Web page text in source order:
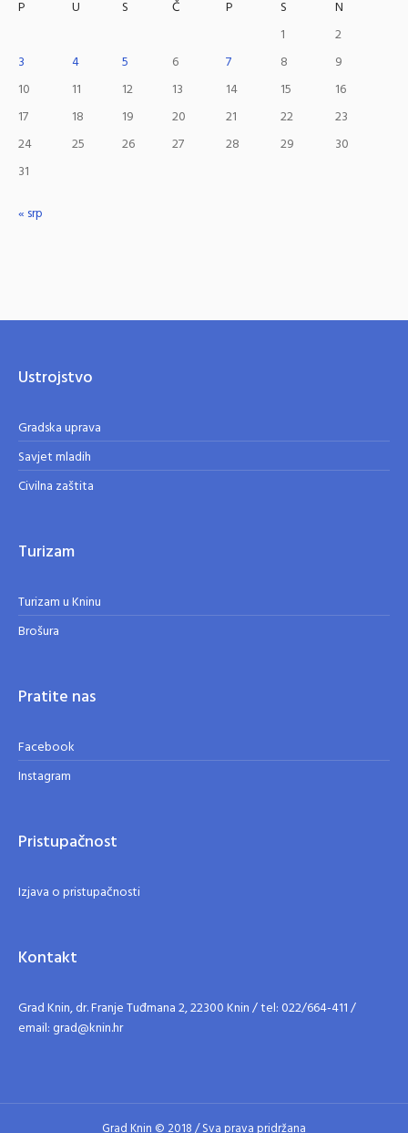
P
U S Č P S
N
1
2
3
4 5 6 7 8
9
10
11 12 13 14 15
16
17
18 19 20 21 22
23
24
25 26 27 28 29
30
31
« srp
Ustrojstvo
Gradska uprava
Savjet mladih
Civilna zaštita
Turizam
Turizam u Kninu
Brošura
Pratite nas
Facebook
Instagram
Pristupačnost
Izjava o pristupačnosti
Kontakt
Grad Knin, dr. Franje Tuđmana 2, 22300 Knin / tel: 022/664-411 /
email: grad@knin.hr
Grad Knin © 2018 / Sva prava pridržana